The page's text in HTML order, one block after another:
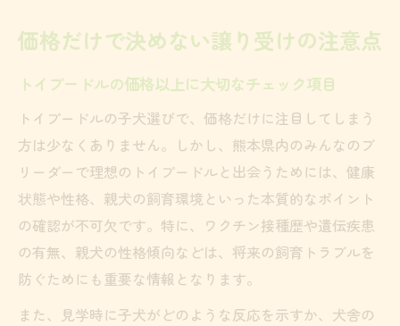
価格だけで決めない譲り受けの注意点
トイプードルの価格以上に大切なチェック項目
トイプードルの子犬選びで、価格だけに注目してしまう
方は少なくありません。しかし、熊本県内のみんなのブ
リーダーで理想のトイプードルと出会うためには、健康
状態や性格、親犬の飼育環境といった本質的なポイント
の確認が不可欠です。特に、ワクチン接種歴や遺伝疾患
の有無、親犬の性格傾向などは、将来の飼育トラブルを
防ぐためにも重要な情報となります。
また、見学時に子犬がどのような反応を示すか、犬舎の